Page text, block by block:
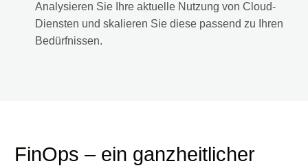
Analysieren Sie Ihre aktuelle Nutzung von Cloud-
Diensten und skalieren Sie diese passend zu Ihren
Bedürfnissen.
FinOps – ein ganzheitlicher